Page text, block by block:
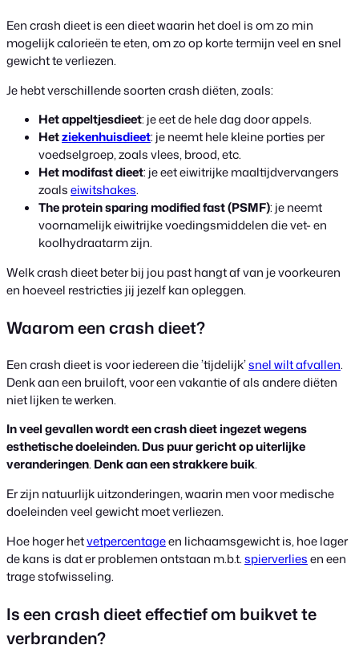
Een crash dieet is een dieet waarin het doel is om zo min
mogelijk calorieën te eten, om zo op korte termijn veel en snel
gewicht te verliezen.
Je hebt verschillende soorten crash diëten, zoals:
Het appeltjesdieet: je eet de hele dag door appels.
Hetziekenhuisdieet: je neemt hele kleine porties per
voedselgroep, zoals vlees, brood, etc.
Het modifast dieet: je eet eiwitrijke maaltijdvervangers
zoalseiwitshakes.
The protein sparing modified fast (PSMF): je neemt
voornamelijk eiwitrijke voedingsmiddelen die vet- en
koolhydraatarm zijn.
Welk crash dieet beter bij jou past hangt af van je voorkeuren
en hoeveel restricties jij jezelf kan opleggen.
Waarom een crash dieet?
Een crash dieet is voor iedereen die ’tijdelijk’snel wilt afvallen.
Denk aan een bruiloft, voor een vakantie of als andere diëten
niet lijken te werken.
In veel gevallen wordt een crash dieet ingezet wegens
esthetische doeleinden. Dus puur gericht op uiterlijke
veranderingen. Denk aan een strakkere buik.
Er zijn natuurlijk uitzonderingen, waarin men voor medische
doeleinden veel gewicht moet verliezen.
Hoe hoger hetvetpercentageen lichaamsgewicht is, hoe lager
de kans is dat er problemen ontstaan m.b.t.spierverliesen een
trage stofwisseling.
Is een crash dieet effectief om buikvet te
verbranden?